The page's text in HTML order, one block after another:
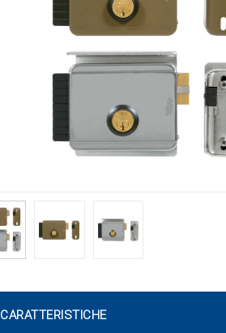
CARATTERISTICHE